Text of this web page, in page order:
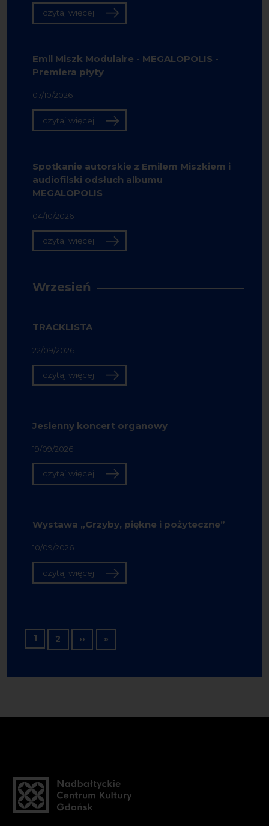
czytaj więcej
Emil Miszk Modulaire - MEGALOPOLIS -
Premiera płyty
07/10/2026
czytaj więcej
Spotkanie autorskie z Emilem Miszkiem i
audiofilski odsłuch albumu
MEGALOPOLIS
04/10/2026
czytaj więcej
Wrzesień
TRACKLISTA
22/09/2026
czytaj więcej
Jesienny koncert organowy
19/09/2026
czytaj więcej
Wystawa „Grzyby, piękne i pożyteczne”
10/09/2026
czytaj więcej
Stronicowanie
1 2 ›› Następna strona
»Ostatnia strona